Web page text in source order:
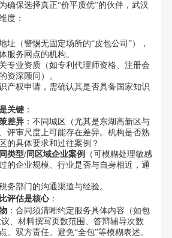
确保选择真正“价平质优”的伙伴，武汉
度：
址（警惕无固定场所的“皮包公司”），
服务网点的机构。
专业资质（如专利代理师资格、注册会
资深顾问）。
产权申请，需确认其是否具备国家知识
关键：
差异：不同城区（尤其是东湖高新区与
评审尺度上可能存在差异。机构是否熟
的具体要求和过往案例？
类型/同区域企业案例
（可模糊处理敏感
的企业规模、行业是否与自身相近，通
务部门的沟通渠道与经验。
评估是核心：
：合同须清晰约定服务具体内容（如包
、材料撰写页数范围、答辩辅导次数
、双方责任。避免“全包”等模糊表述。